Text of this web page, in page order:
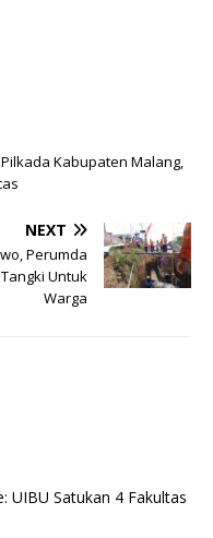
Kabupaten Malang,
NEXT
Perumda
Untuk
Warga
UIBU Satukan 4 Fakultas